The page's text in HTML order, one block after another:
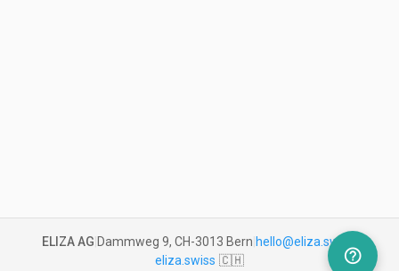
ELIZA AG Dammweg 9, CH-3013 Bern hello@eliza.swiss
eliza.swiss 🇨🇭 help_outline